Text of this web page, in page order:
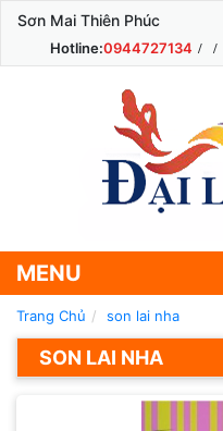
Sơn Mai Thiên Phúc
Hotline:0944727134
MENU
Trang Chủ son lai nha
SON LAI NHA